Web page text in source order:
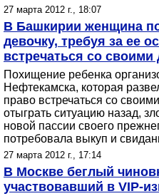
27 марта 2012 г., 18:07
В Башкирии женщина
девочку, требуя за ее
встречаться со своими
Похищение ребенка
Нефтекамска, которая
право встречаться со
отыграть ситуацию назад,
новой пассии своего
потребовала выкуп и
27 марта 2012 г., 17:14
В Москве беглый
участвовавший в VIP-